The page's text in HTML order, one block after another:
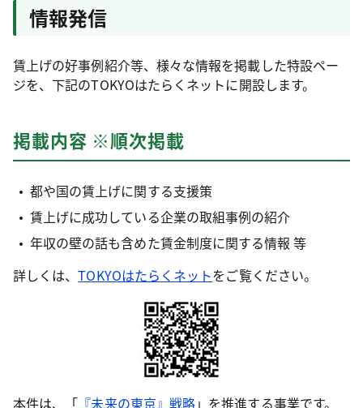
情報発信
賃上げの好事例紹介等、様々な情報を掲載した特設ペー
ジを、下記のTOKYOはたらくネットに開設します。
掲載内容 ※順次掲載
都や国の賃上げに関する支援策
賃上げに成功している企業の取組事例の紹介
年収の壁の話も含めた賃金制度に関する情報 等
詳しくは、TOKYOはたらくネットをご覧ください。
本件は、「 『未来の東京』戦略」を推進する事業です。